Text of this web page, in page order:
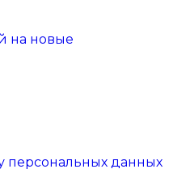
на новые
персональных данных